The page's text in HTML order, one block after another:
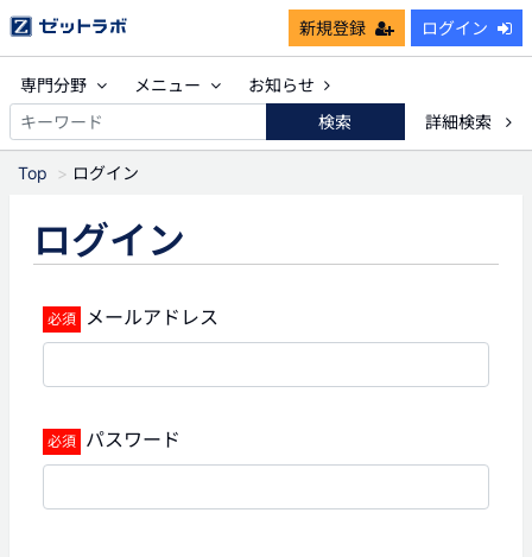
新規登録 ログイン
専門分野 メニュー
お知らせ
検索
詳細検索
Top ログイン
ログイン
メールアドレス
パスワード